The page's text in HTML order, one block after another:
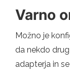
Varno
Možno je
da nekdo
adapterja in